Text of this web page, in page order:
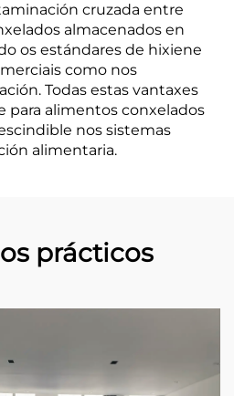
cruzada entre
almacenados en
os estándares de hixiene
como nos
Todas estas vantaxes
para alimentos conxelados
nos sistemas
alimentaria.
prácticos